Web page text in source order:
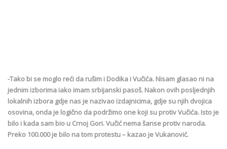
-Tako bi se moglo reći da rušim i Dodika i Vučića. Nisam glasao ni na
jednim izborima iako imam srbijanski pasoš. Nakon ovih posljednjih
lokalnih izbora gdje nas je nazivao izdajnicima, gdje su njih dvojica
osovina, onda je logično da podržimo one koji su protiv Vučića. Isto je
bilo i kada sam bio u Crnoj Gori. Vučić nema šanse protiv naroda.
Preko 100.000 je bilo na tom protestu – kazao je Vukanović.